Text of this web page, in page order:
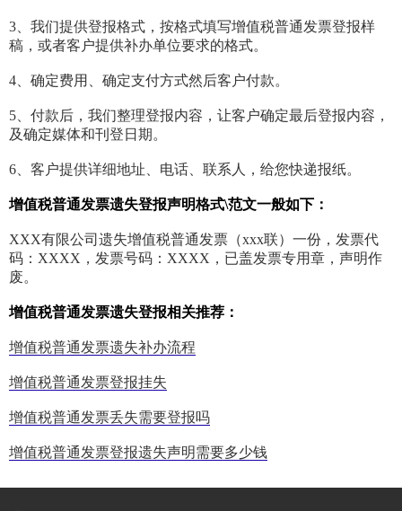
3、我们提供登报格式，按格式填写增值税普通发票登报样
稿，或者客户提供补办单位要求的格式。
4、确定费用、确定支付方式然后客户付款。
5、付款后，我们整理登报内容，让客户确定最后登报内容，
及确定媒体和刊登日期。
6、客户提供详细地址、电话、联系人，给您快递报纸。
增值税普通发票遗失登报声明格式\范文一般如下：
XXX有限公司遗失增值税普通发票（xxx联）一份，发票代
码：XXXX，发票号码：XXXX，已盖发票专用章，声明作
废。
增值税普通发票遗失登报相关推荐：
增值税普通发票遗失补办流程
增值税普通发票登报挂失
增值税普通发票丢失需要登报吗
增值税普通发票登报遗失声明需要多少钱